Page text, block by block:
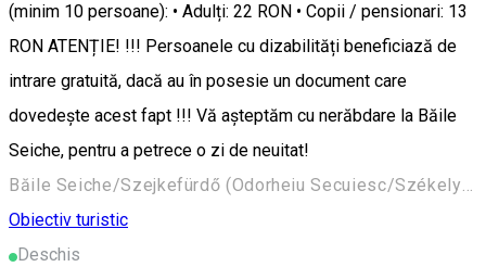
(minim 10 persoane): • Adulți: 22 RON • Copii / pensionari: 13
RON ATENȚIE! !!! Persoanele cu dizabilități beneficiază de
intrare gratuită, dacă au în posesie un document care
dovedește acest fapt !!! Vă așteptăm cu nerăbdare la Băile
Seiche, pentru a petrece o zi de neuitat!
Băile Seiche/Szejkefürdő (Odorheiu Secuiesc/Székelyudvarhely) 535600, Romania
Obiectiv turistic
Deschis